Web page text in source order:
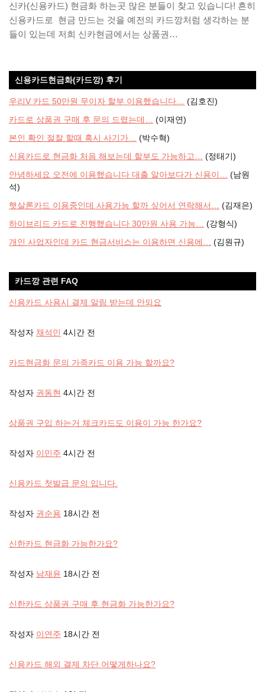
신카(신용카드) 현금화 하는곳 많은 분들이 찾고 있습니다! 흔히
신용카드로 현금 만드는 것을 예전의 카드깡처럼 생각하는 분
들이 있는데 저희 신카현금에서는 상품권…
신용카드현금화(카드깡) 후기
우리V 카드 50만원 무이자 할부 이용했습니다… (김호진)
카드로 상품권 구매 후 문의 드렸는데… (이재연)
본인 확인 절찰 할때 혹시 사기가… (박수혁)
신용카드로 현금화 처음 해보는데 할부도 가능하고… (정태기)
안녕하세요 오전에 이용했습니다 대출 알아보다가 신용이… (남원
석)
햇살론카드 이용중인데 사용가능 할까 싶어서 연락해서… (김재은)
하이브리드 카드로 진행했습니다 30만원 사용 가능… (강형식)
개인 사업자인데 카드 현금서비스는 이용하면 신용에… (김원규)
카드깡 관련 FAQ
신용카드 사용시 결제 알림 받는데 안되요
작성자 채석민 4시간 전
카드현금화 문의 가족카드 이용 가능 할까요?
작성자 권동현 4시간 전
상품권 구입 하는거 체크카드도 이용이 가능 한가요?
작성자 이민주 4시간 전
신용카드 첫발급 문의 입니다.
작성자 권순용 18시간 전
신한카드 현금화 가능한가요?
작성자 남재윤 18시간 전
신한카드 상품권 구매 후 현금화 가능한가요?
작성자 이연주 18시간 전
신용카드 해외 결제 차단 어떻게하나요?